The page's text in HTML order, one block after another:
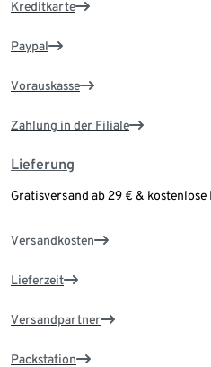
Kreditkarte
Paypal
Vorauskasse
Zahlung in der Filiale
Lieferung
Gratisversand ab 29 € & kostenlose
Versandkosten
Lieferzeit
Versandpartner
Packstation